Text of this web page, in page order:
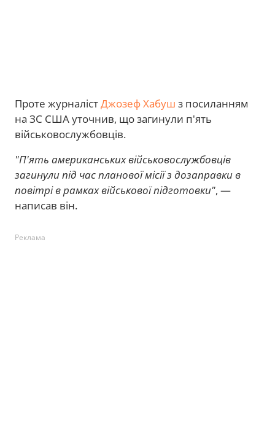
Проте журналістДжозеф Хабуш з посиланням
на ЗС США уточнив, що загинули п'ять
військовослужбовців.
"П'ять американських військовослужбовців
загинули під час планової місії з дозаправки в
повітрі в рамках військової підготовки", —
написав він.
Реклама